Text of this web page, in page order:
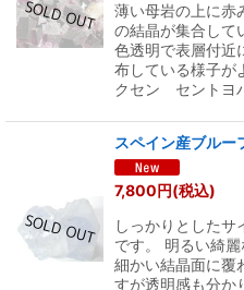
薄い母岩の上に赤
の結晶が集合して
色透明で表層付近
布している様子
クセン セントヨ
スペイン産ブルー
7,800円(税込)
しっかりとしたサ
です。 明るい綺
細かい結晶面に覆
すが透明感も分か